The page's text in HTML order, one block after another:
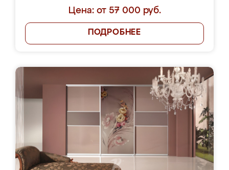
Цена: от 57 000 руб.
ПОДРОБНЕЕ